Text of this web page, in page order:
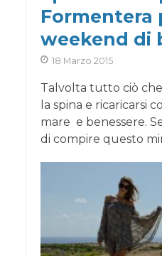
Formentera
weekend di
18 Marzo 2015
Talvolta tutto ciò che
la spina e ricaricarsi
mare e benessere.
di compire questo